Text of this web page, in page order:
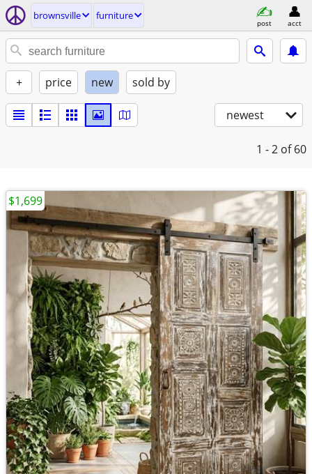
brownsville furniture
post acct
+ price new sold by
newest
1 - 2 of 60
$1,699